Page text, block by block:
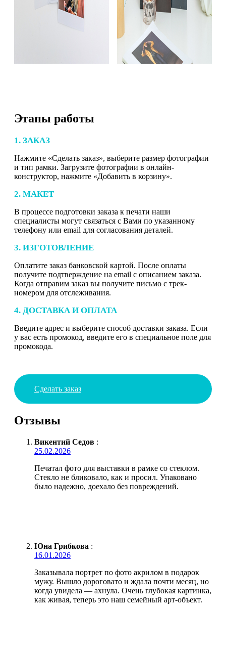
Этапы работы
1. ЗАКАЗ
Нажмите «Сделать заказ», выберите размер фотографии
и тип рамки. Загрузите фотографии в онлайн-
конструктор, нажмите «Добавить в корзину».
2. МАКЕТ
В процессе подготовки заказа к печати наши
специалисты могут связаться с Вами по указанному
телефону или email для согласования деталей.
3. ИЗГОТОВЛЕНИЕ
Оплатите заказ банковской картой. После оплаты
получите подтверждение на email с описанием заказа.
Когда отправим заказ вы получите письмо с трек-
номером для отслеживания.
4. ДОСТАВКА И ОПЛАТА
Введите адрес и выберите способ доставки заказа. Если
у вас есть промокод, введите его в специальное поле для
промокода.
Сделать заказ
Отзывы
Викентий Седов :
25.02.2026
Печатал фото для выставки в рамке со стеклом.
Стекло не бликовало, как и просил. Упаковано
было надежно, доехало без повреждений.
Юна Грибкова :
16.01.2026
Заказывала портрет по фото акрилом в подарок
мужу. Вышло дороговато и ждала почти месяц, но
когда увидела — ахнула. Очень глубокая картинка,
как живая, теперь это наш семейный арт-объект.